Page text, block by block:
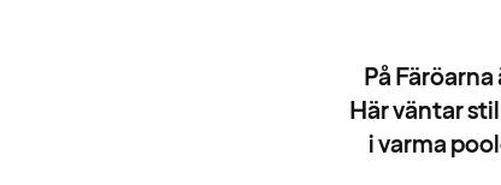
På
Här väntar
i varma